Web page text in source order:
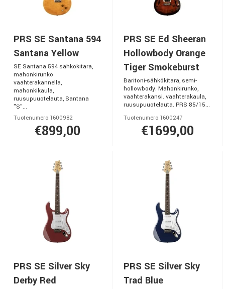
PRS SE Santana 594
Santana Yellow
SE Santana 594 sähkökitara,
mahonkirunko
vaahterakannella,
mahonkikaula,
ruusupuuotelauta, Santana
"S"...
Tuotenumero 1600982
€899,00
PRS SE Ed Sheeran
Hollowbody Orange
Tiger Smokeburst
Baritoni-sähkökitara, semi-
hollowbody. Mahonkirunko,
vaahterakansi. vaahterakaula,
ruusupuuotelauta. PRS 85/15...
Tuotenumero 1600247
€1699,00
PRS SE Silver Sky
Derby Red
PRS SE Silver Sky
Trad Blue